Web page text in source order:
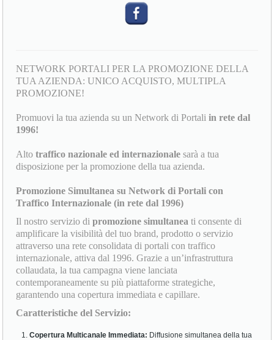
NETWORK PORTALI PER LA PROMOZIONE DELLA
TUA AZIENDA: UNICO ACQUISTO, MULTIPLA
PROMOZIONE!
Promuovi la tua azienda su un Network di Portaliin rete dal
1996!
Altotraffico nazionale ed internazionale sarà a tua
disposizione per la promozione della tua azienda.
Promozione Simultanea su Network di Portali con
Traffico Internazionale (in rete dal 1996)
Il nostro servizio dipromozione simultanea ti consente di
amplificare la visibilità del tuo brand, prodotto o servizio
attraverso una rete consolidata di portali con traffico
internazionale, attiva dal 1996. Grazie a un’infrastruttura
collaudata, la tua campagna viene lanciata
contemporaneamente su più piattaforme strategiche,
garantendo una copertura immediata e capillare.
Caratteristiche del Servizio:
Copertura Multicanale Immediata: Diffusione simultanea della tua